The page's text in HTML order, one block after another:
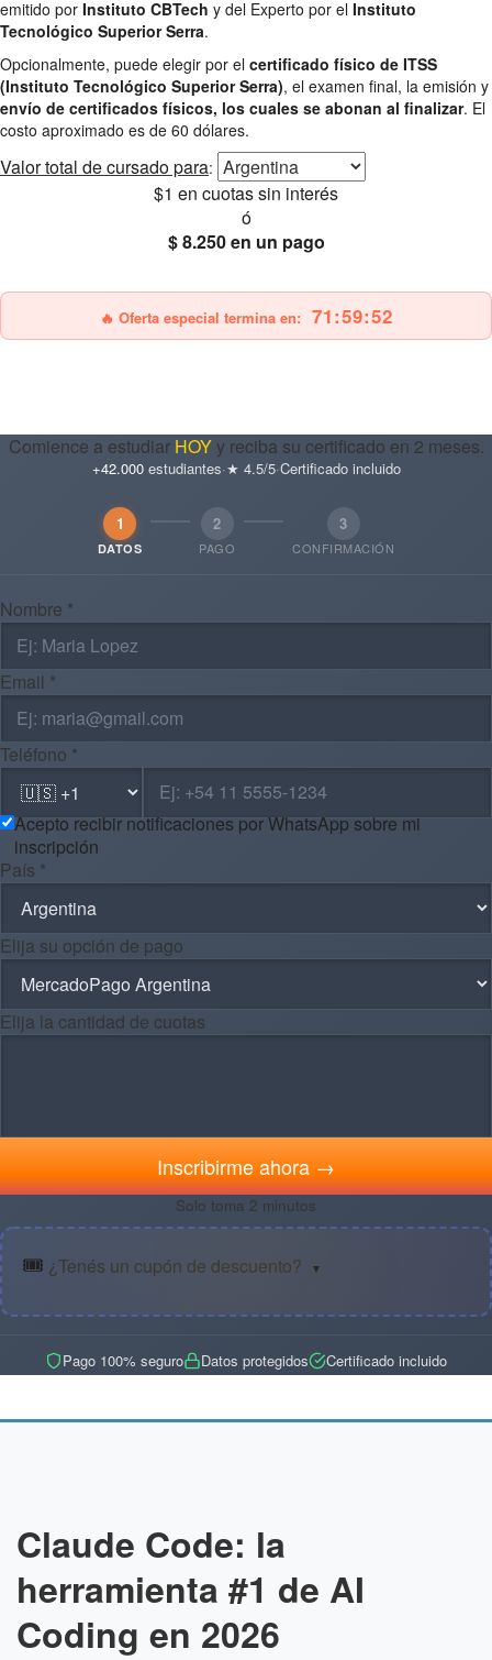
emitido por Instituto CBTech y del Experto por el Instituto
Tecnológico Superior Serra.
Opcionalmente, puede elegir por el certificado físico de ITSS
(Instituto Tecnológico Superior Serra), el examen final, la emisión y
envío de certificados físicos, los cuales se abonan al finalizar. El
costo aproximado es de 60 dólares.
Valor total de cursado para:
$1 en cuotas sin interés
ó
$ 8.250en un pago
🔥 Oferta especial termina en: 71:59:50
Comience a estudiar HOYy reciba su certificado en 2 meses.
+42.000estudiantes·★ 4.5/5·Certificado incluido
1
DATOS
2
PAGO
3
CONFIRMACIÓN
Nombre *
Email *
Teléfono *
Acepto recibir notificaciones por WhatsApp sobre mi
inscripción
País *
Elija su opción de pago
Elija la cantidad de cuotas
Inscribirme ahora →
Solo toma 2 minutos
🎟️ ¿Tenés un cupón de descuento? ▼
Pago 100% seguro Datos protegidos Certificado incluido
Claude Code: la
herramienta #1 de AI
Coding en 2026